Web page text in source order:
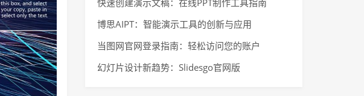
快速创建演示文稿：在线PPT制作工具指南
博思AIPT：智能演示工具的创新与应用
当图网官网登录指南：轻松访问您的账户
幻灯片设计新趋势：Slidesgo官网版